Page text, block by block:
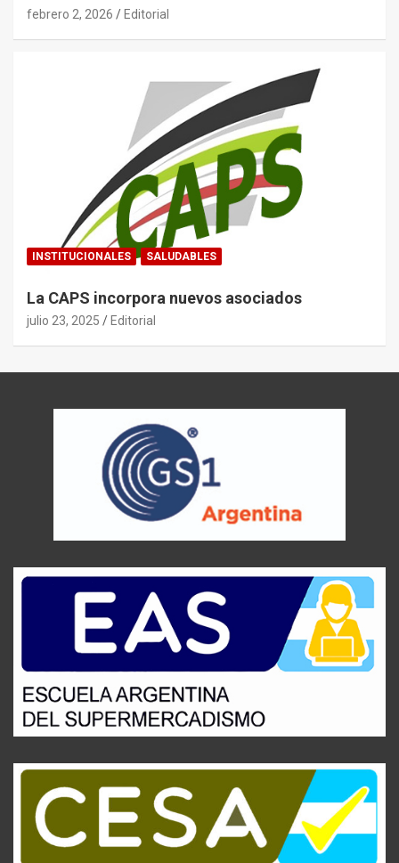
febrero 2, 2026 Editorial
INSTITUCIONALES SALUDABLES
La CAPS incorpora nuevos asociados
julio 23, 2025 Editorial